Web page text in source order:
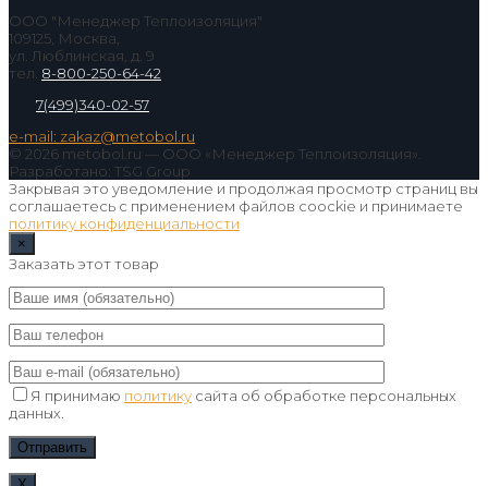
ООО "Менеджер Теплоизоляция"
109125, Москва,
ул. Люблинская, д. 9
тел. 8-800-250-64-42
7(499)340-02-57
e-mail: zakaz@metobol.ru
© 2026 metobol.ru — ООО «Менеджер Теплоизоляция».
Разработано: TSG Group
Закрывая это уведомление и продолжая просмотр страниц вы
соглашаетесь с применением файлов coockie и принимаете
политику конфиденциальности
×
Заказать этот товар
Я принимаю политику сайта об обработке персональных
данных.